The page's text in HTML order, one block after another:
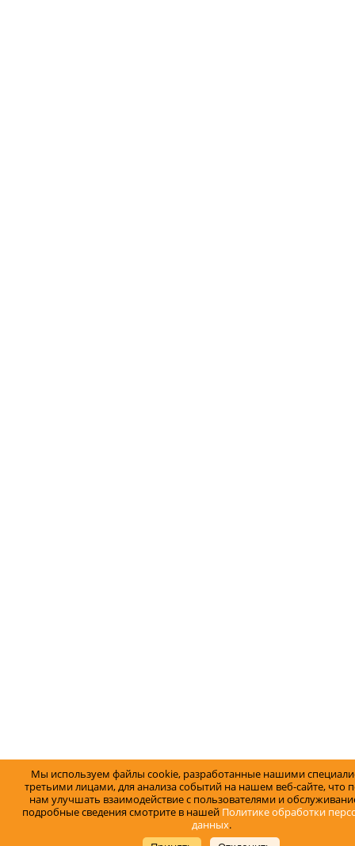
Мы используем файлы cookie, разработанные нашими
третьими лицами, для анализа событий на нашем веб-сайте, что
нам улучшать взаимодействие с пользователями и
подробные сведения смотрите в нашей Политике обработки
данных.